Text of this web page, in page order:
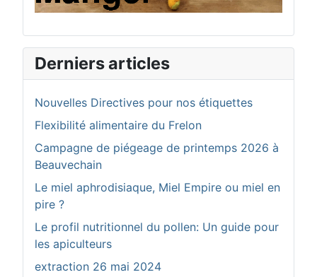
Derniers articles
Nouvelles Directives pour nos étiquettes
Flexibilité alimentaire du Frelon
Campagne de piégeage de printemps 2026 à
Beauvechain
Le miel aphrodisiaque, Miel Empire ou miel en
pire ?
Le profil nutritionnel du pollen: Un guide pour
les apiculteurs
extraction 26 mai 2024